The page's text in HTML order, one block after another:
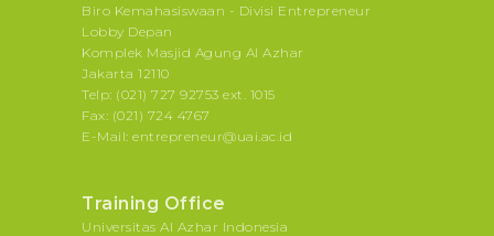
Biro Kemahasiswaan - Divisi Entrepreneur
Lobby Depan
Komplek Masjid Agung Al Azhar
Jakarta 12110
Telp: (021) 727 92753 ext. 1015
Fax: (021) 724 4767
E-Mail: entrepreneur@uai.ac.id
Training Office
Universitas Al Azhar Indonesia